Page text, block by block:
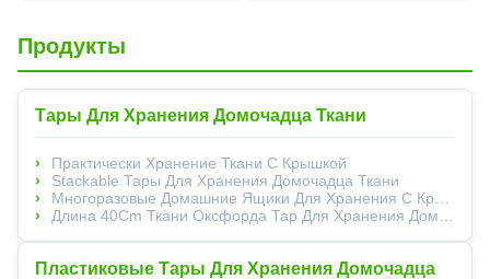
Продукты
Тары Для Хранения Домочадца Ткани
Практически Хранение Ткани С Крышкой
Stackable Тары Для Хранения Домочадца Ткани
Многоразовые Домашние Ящики Для Хранения С Крышкой
Длина 40Cm Ткани Оксфорда Тар Для Хранения Домочадца Хлопко-Бумажной Ткани Silk Road Enterprise
Пластиковые Тары Для Хранения Домочадца